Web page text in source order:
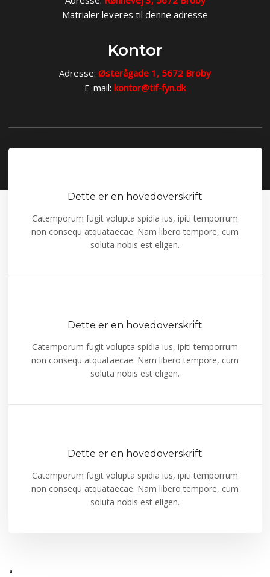
​Matrialer leveres til denne adresse​
Kontor​
Adresse: Østerågade 1, 5672 Broby
E-mail: kontor@tif-fyn.dk​​
Created and hosted by Group Online
Dette er en hovedoverskrift
Catemporum fugit volupta spidia ius, ipiti temporrum
non consequ atquataecae. Nam libero tempore, cum
soluta nobis est eligen.
Dette er en hovedoverskrift
Catemporum fugit volupta spidia ius, ipiti temporrum
non consequ atquataecae. Nam libero tempore, cum
soluta nobis est eligen.
Dette er en hovedoverskrift
​​Catemporum fugit volupta spidia ius, ipiti temporrum
non consequ atquataecae. Nam libero tempore, cum
soluta nobis est eligen.